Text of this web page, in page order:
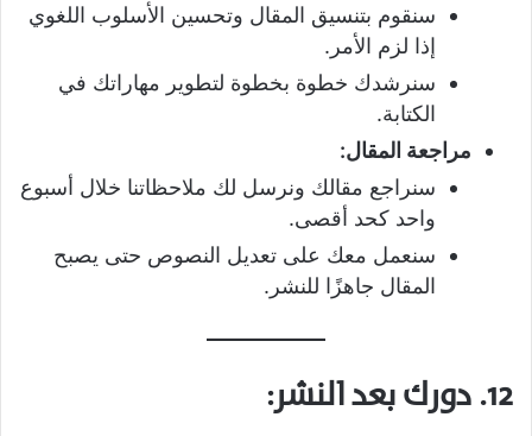
سنقوم بتنسيق المقال وتحسين الأسلوب اللغوي
إذا لزم الأمر.
سنرشدك خطوة بخطوة لتطوير مهاراتك في
الكتابة.
مراجعة المقال:
سنراجع مقالك ونرسل لك ملاحظاتنا خلال أسبوع
واحد كحد أقصى.
سنعمل معك على تعديل النصوص حتى يصبح
المقال جاهزًا للنشر.
12. دورك بعد النشر: